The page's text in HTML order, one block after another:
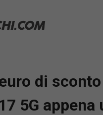
di
5G appena